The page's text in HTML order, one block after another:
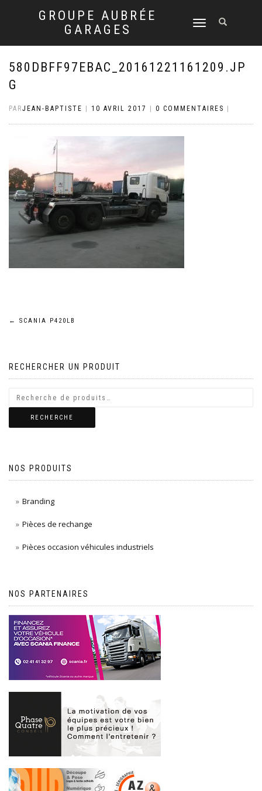
GROUPE AUBRÉE
GARAGES
DÉPLIER
NAVIGATION
580DBFF97EBAC_20161221161209.JP
G
PARJEAN-BAPTISTE 10 AVRIL 2017 0 COMMENTAIRES
Navigation
l’article
← SCANIA P420LB
RECHERCHER UN PRODUIT
RECHERCHE
NOS PRODUITS
Branding
Pièces de rechange
Pièces occasion véhicules industriels
NOS PARTENAIRES